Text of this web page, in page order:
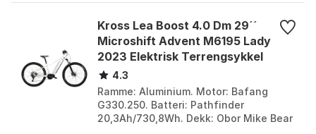
Kross Lea Boost 4.0 Dm 29´´
Microshift Advent M6195 Lady
2023 Elektrisk Terrengsykkel
4.3
Ramme: Aluminium. Motor: Bafang
G330.250. Batteri: Pathfinder
20,3Ah/730,8Wh. Dekk: Obor Mike Bear